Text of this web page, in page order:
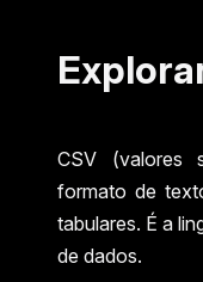
CSV (valores
formato de
tabulares. É a
de dados.